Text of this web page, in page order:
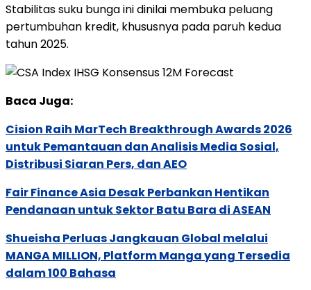
Stabilitassuku bungainidinilai membuka peluang
pertumbuhan kredit, khususnya pada paruh kedua
tahun2025.
Baca Juga:
Cision Raih MarTech Breakthrough Awards 2026
untuk Pemantauan dan Analisis Media Sosial,
Distribusi Siaran Pers, dan AEO
Fair Finance Asia Desak Perbankan Hentikan
Pendanaan untuk Sektor Batu Bara di ASEAN
Shueisha Perluas Jangkauan Global melalui
MANGA MILLION, Platform Manga yang Tersedia
dalam 100 Bahasa